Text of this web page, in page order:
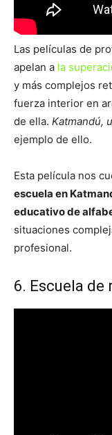
Las películas de
apelan a la
y más complejos
fuerza interior en
de ella. Katmandú,
ejemplo de ello.
Esta película nos
escuela en
educativo de
situaciones
profesional.
6. Escuela de